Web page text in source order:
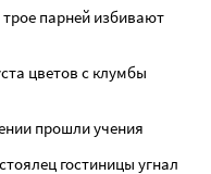
парней избивают
цветов с клумбы
прошли учения
гостиницы угнал